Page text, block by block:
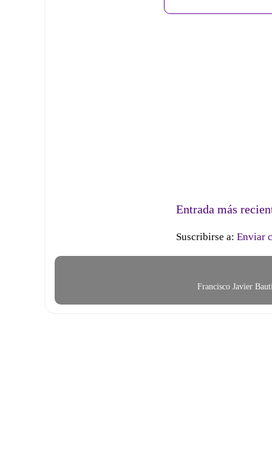
Entrada más
Suscribirse a: Enviar
Francisco Javier